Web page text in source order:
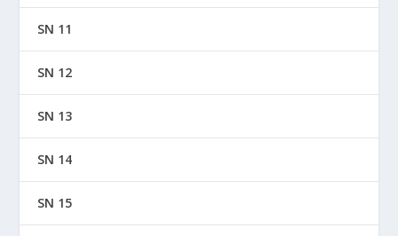
SN 11
SN 12
SN 13
SN 14
SN 15